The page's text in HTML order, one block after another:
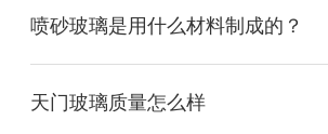
喷砂玻璃是用什么材料制成的？
天门玻璃质量怎么样